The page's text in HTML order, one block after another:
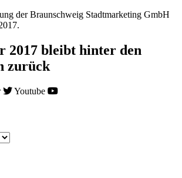
der Braunschweig Stadtmarketing GmbH
2017 bleibt hinter den
zurück
Youtube